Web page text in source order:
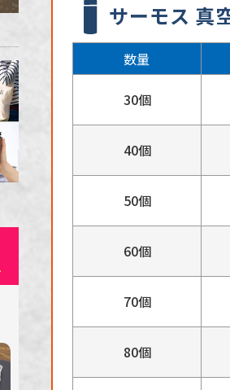
サーモス 真
数量
30個
40個
50個
60個
70個
80個